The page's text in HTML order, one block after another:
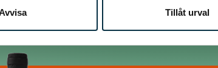
Tillåt urval